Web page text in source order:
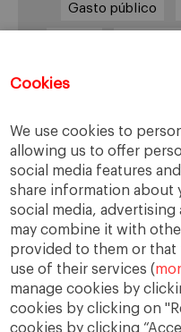
Cookies
We use cookies to
allowing us to offer
social media features
share information about
social media,
may combine it with
provided to them or
use of their services (
manage cookies by
cookies by clicking on
cookies by clicking
Gasto público
Transparencia
Tweets por